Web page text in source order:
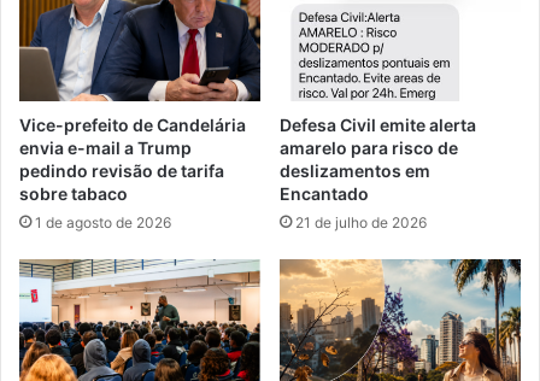
Vice-prefeito de Candelária
envia e-mail a Trump
pedindo revisão de tarifa
sobre tabaco
1 de agosto de 2026
Defesa Civil emite alerta
amarelo para risco de
deslizamentos em
Encantado
21 de julho de 2026